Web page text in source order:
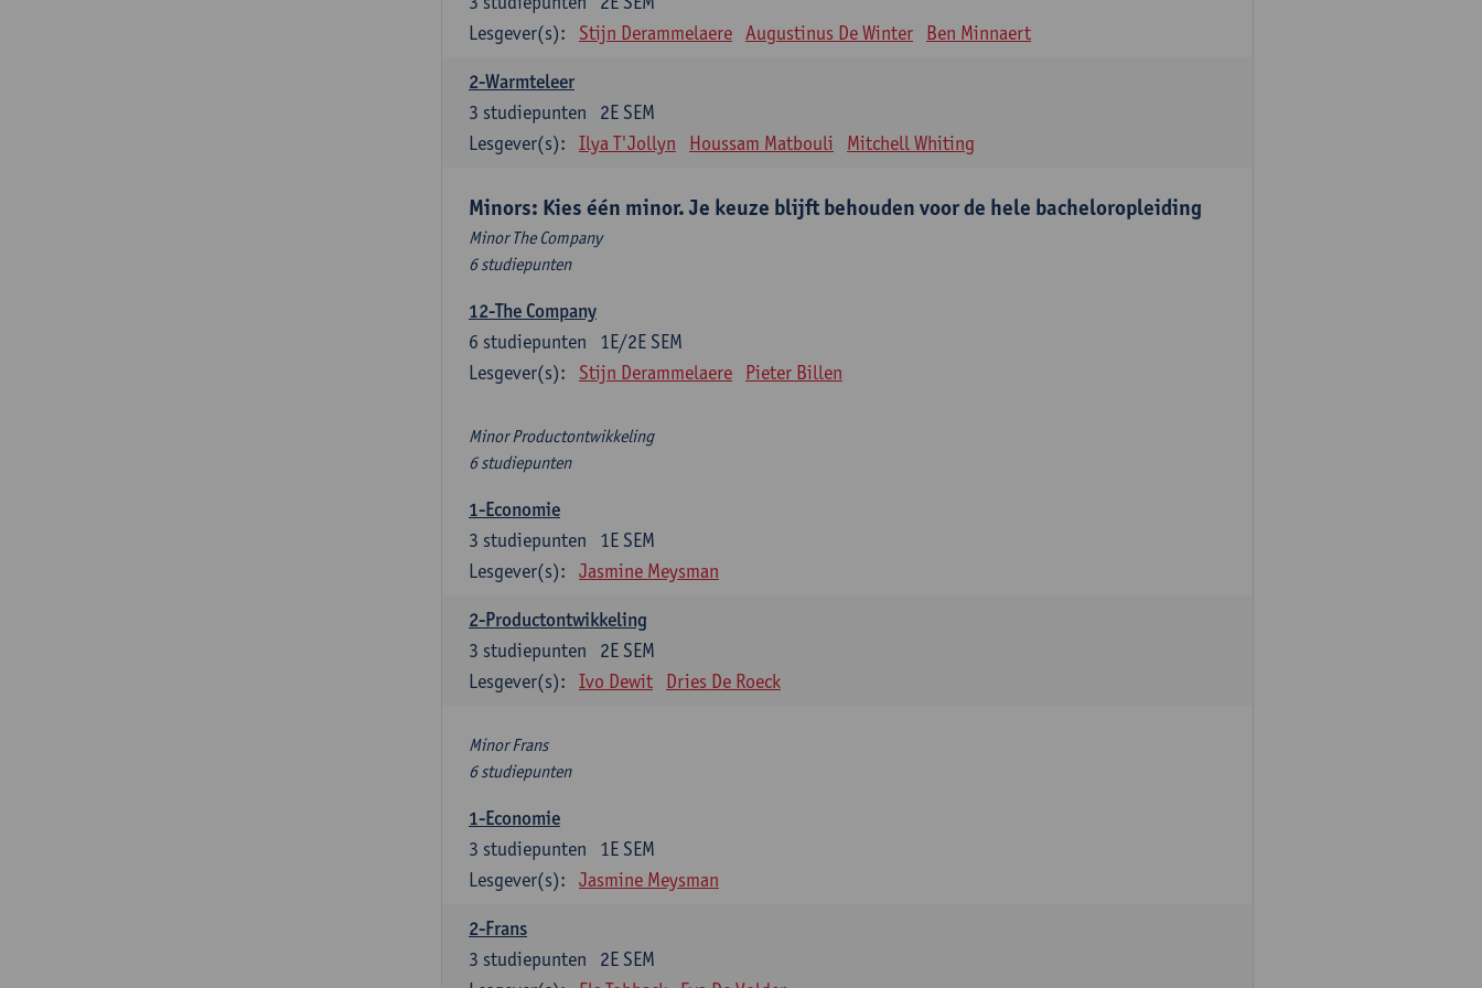
Lesgever(s):
Stijn Derammelaere Augustinus De Winter Ben Minnaert
2-Warmteleer
2E SEM
3 studiepunten
Lesgever(s):
Ilya T'Jollyn Houssam Matbouli Mitchell Whiting
Minors: Kies één minor. Je keuze blijft behouden voor de hele bacheloropleiding
Minor The Company
6 studiepunten
12-The Company
1E/2E SEM
6 studiepunten
Lesgever(s):
Stijn Derammelaere Pieter Billen
Minor Productontwikkeling
6 studiepunten
1-Economie
1E SEM
3 studiepunten
Lesgever(s):
Jasmine Meysman
2-Productontwikkeling
2E SEM
3 studiepunten
Lesgever(s):
Ivo Dewit Dries De Roeck
Minor Frans
6 studiepunten
1-Economie
1E SEM
3 studiepunten
Lesgever(s):
Jasmine Meysman
2-Frans
2E SEM
3 studiepunten